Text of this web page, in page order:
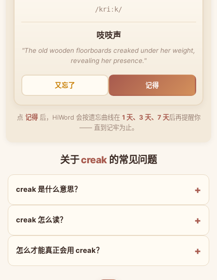
/kriːk/
吱吱声
"The old wooden floorboards creaked under her weight,
revealing her presence."
又忘了 记得
点 记得后，HiWord 会按遗忘曲线在 1 天、3 天、7 天后再提醒你
—— 直到记牢为止。
关于creak 的常见问题
creak 是什么意思？
creak 怎么读？
怎么才能真正会用 creak？